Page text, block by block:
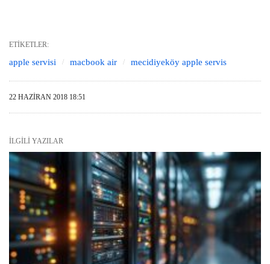
ETIKETLER:
apple servisi macbook air mecidiyeköy apple servis
22 HAZIRAN 2018 18:51
İLGILI YAZILAR